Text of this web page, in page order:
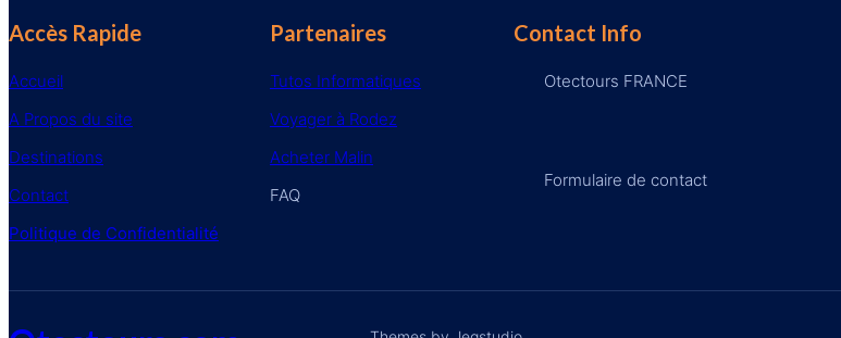
Accès Rapide
Accueil
A Propos du site
Destinations
Contact
Politique de Confidentialité
Partenaires
Tutos Informatiques
Voyager à Rodez
Acheter Malin
FAQ
Contact Info
Otectours FRANCE
Formulaire de contact